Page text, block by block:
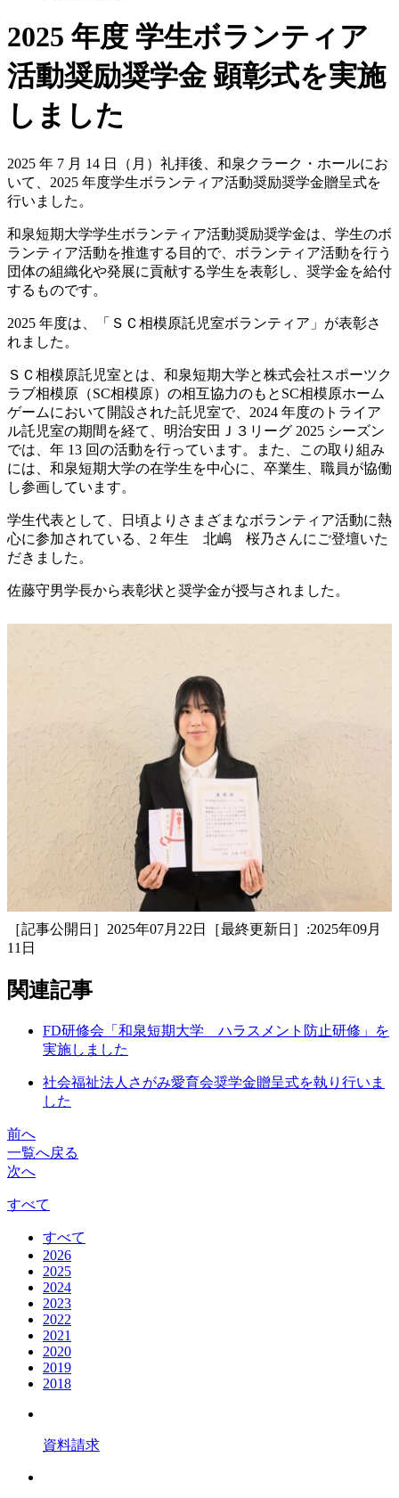
2025 年度 学生ボランティア
活動奨励奨学金 顕彰式を実施
しました
2025 年 7 月 14 日（月）礼拝後、和泉クラーク・ホールにお
いて、2025 年度学生ボランティア活動奨励奨学金贈呈式を
行いました。
和泉短期大学学生ボランティア活動奨励奨学金は、学生のボ
ランティア活動を推進する目的で、ボランティア活動を行う
団体の組織化や発展に貢献する学生を表彰し、奨学金を給付
するものです。
2025 年度は、「ＳＣ相模原託児室ボランティア」が表彰さ
れました。
ＳＣ相模原託児室とは、和泉短期大学と株式会社スポーツク
ラブ相模原（SC相模原）の相互協力のもとSC相模原ホーム
ゲームにおいて開設された託児室で、2024 年度のトライア
ル託児室の期間を経て、明治安田Ｊ３リーグ 2025 シーズン
では、年 13 回の活動を行っています。また、この取り組み
には、和泉短期大学の在学生を中心に、卒業生、職員が協働
し参画しています。
学生代表として、日頃よりさまざまなボランティア活動に熱
心に参加されている、2 年生 北嶋 桜乃さんにご登壇いた
だきました。
佐藤守男学長から表彰状と奨学金が授与されました。
［記事公開日］2025年07月22日［最終更新日］:2025年09月
11日
関連記事
FD研修会「和泉短期大学 ハラスメント防止研修」を
実施しました
社会福祉法人さがみ愛育会奨学金贈呈式を執り行いま
した
前へ
一覧へ戻る
次へ
すべて
すべて
2026
2025
2024
2023
2022
2021
2020
2019
2018
資料請求